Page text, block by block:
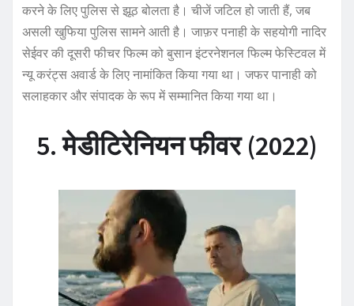
करने के लिए पुलिस से झूठ बोलता है। चीजें जटिल हो जाती हैं, जब
असली खुफिया पुलिस सामने आती है। जाफ़र पनाही के सहयोगी नादिर
सेईवर की दूसरी फीचर फिल्म को बुसान इंटरनेशनल फिल्म फेस्टिवल में
न्यू करंट्स अवार्ड के लिए नामांकित किया गया था। जफर पानाही को
सलाहकार और संपादक के रूप में सम्मानित किया गया था।
5. मेडीटिरेनियन फीवर (2022)